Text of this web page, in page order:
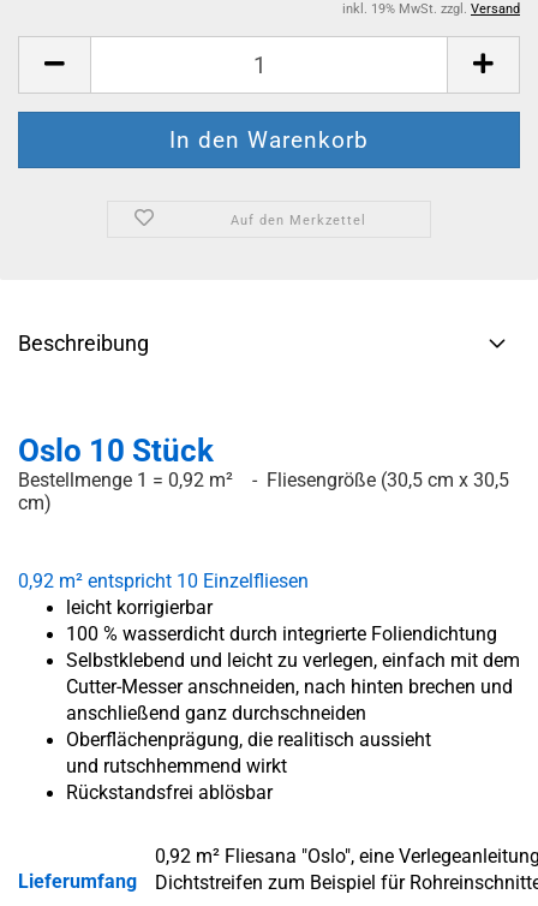
inkl. 19% MwSt. zzgl. Versand
Auf den Merkzettel
Beschreibung
Oslo 10 Stück
Bestellmenge 1 = 0,92 m² - Fliesengröße (30,5 cm x 30,5
cm)
0,92 m² entspricht 10 Einzelfliesen
leicht korrigierbar
100 % wasserdicht durch integrierte Foliendichtung
Selbstklebend und leicht zu verlegen, einfach mit dem
Cutter-Messer anschneiden, nach hinten brechen und
anschließend ganz durchschneiden
Oberflächenprägung, die realitisch aussieht
und rutschhemmend wirkt
Rückstandsfrei ablösbar
Lieferumfang
0,92 m² Fliesana "Oslo", eine
Dichtstreifen zum Beispiel für